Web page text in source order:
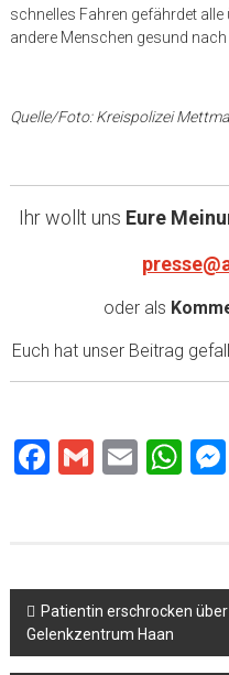
schnelles Fahren gefährdet
andere Menschen gesund
Quelle/Foto: Kreispolizei
Ihr wollt uns Eure
oder als
Euch hat unser Beitrag
Facebook
Gmail
Email
Patientin erschrocken
Gelenkzentrum Haan